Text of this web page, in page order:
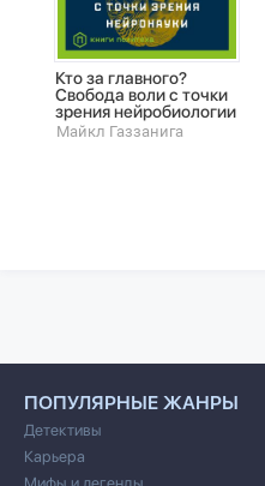
Кто за главного?
Свобода воли с точки
зрения нейробиологии
Майкл Газзанига
ПОПУЛЯРНЫЕ ЖАНРЫ
Детективы
Карьера